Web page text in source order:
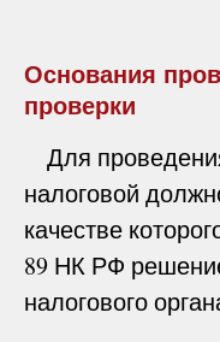
Основания
проверки
Для
налоговой
качестве
89 НК РФ
налогового